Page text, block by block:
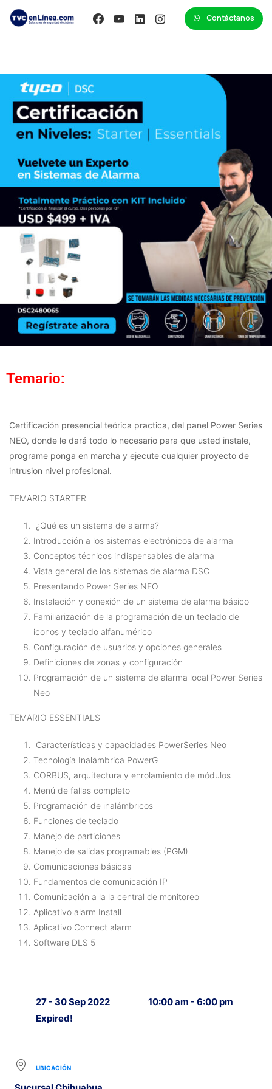
Contáctanos
Temario:
Certificación presencial teórica practica, del panel Power Series
NEO, donde le dará todo lo necesario para que usted instale,
programe ponga en marcha y ejecute cualquier proyecto de
intrusion nivel profesional.
TEMARIO STARTER
¿Qué es un sistema de alarma?
Introducción a los sistemas electrónicos de alarma
Conceptos técnicos indispensables de alarma
Vista general de los sistemas de alarma DSC
Presentando Power Series NEO
Instalación y conexión de un sistema de alarma básico
Familiarización de la programación de un teclado de
iconos y teclado alfanumérico
Configuración de usuarios y opciones generales
Definiciones de zonas y configuración
Programación de un sistema de alarma local Power Series
Neo
TEMARIO ESSENTIALS
Características y capacidades PowerSeries Neo
Tecnología Inalámbrica PowerG
CORBUS, arquitectura y enrolamiento de módulos
Menú de fallas completo
Programación de inalámbricos
Funciones de teclado
Manejo de particiones
Manejo de salidas programables (PGM)
Comunicaciones básicas
Fundamentos de comunicación IP
Comunicación a la la central de monitoreo
Aplicativo alarm Install
Aplicativo Connect alarm
Software DLS 5
27 - 30 Sep 2022
Expired!
10:00 am - 6:00 pm
UBICACIÓN